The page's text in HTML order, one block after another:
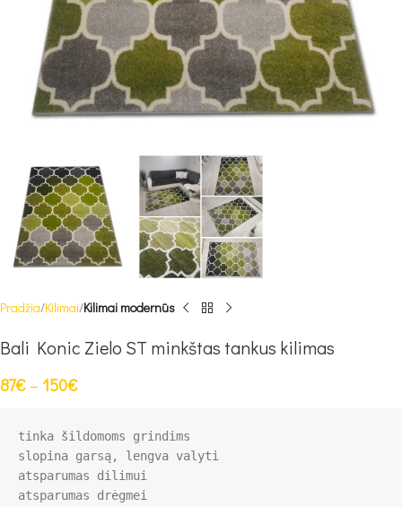
Pradžia Kilimai Kilimai modernūs
Bali Konic Zielo ST minkštas tankus kilimas
87€ – 150€
tinka šildomoms grindims
slopina garsą, lengva valyti
atsparumas dilimui
atsparumas drėgmei